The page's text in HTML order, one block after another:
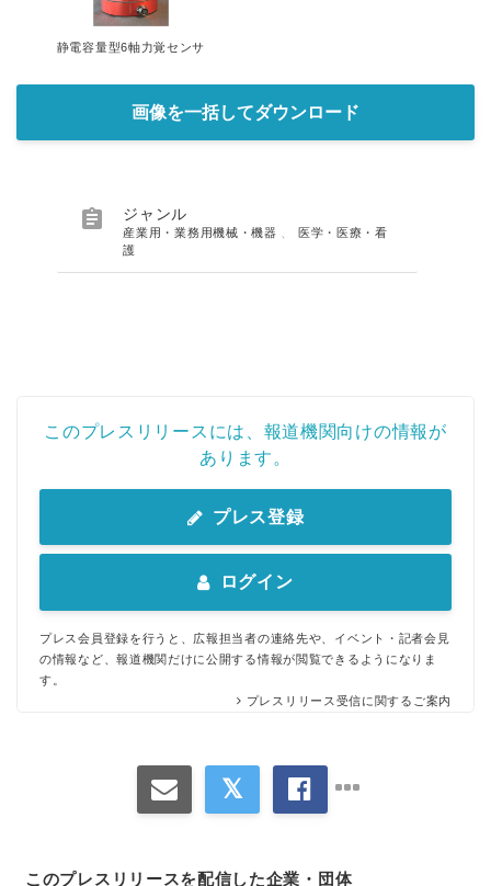
静電容量型6軸力覚センサ
画像を一括してダウンロード
 ジャンル
産業用・業務用機械・機器
医学・医療・看
護
このプレスリリースには、報道機関向けの情報が
あります。
プレス登録
ログイン
プレス会員登録を行うと、広報担当者の連絡先や、イベント・記者会見
の情報など、報道機関だけに公開する情報が閲覧できるようになりま
す。
プレスリリース受信に関するご案内
このプレスリリースを配信した企業・団体